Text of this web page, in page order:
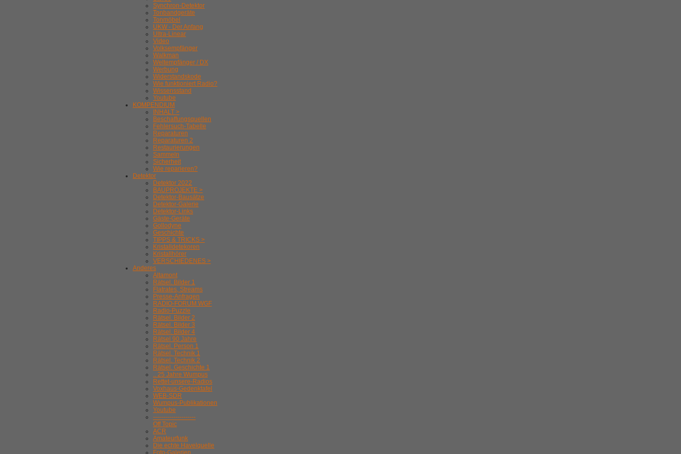
Synchron-Detektor
Tonbandgeräte
Tonmöbel
UKW - Der Anfang
Ultra-Linear
Video
Volksempfänger
Walkman
Weltempfänger / DX
Werbung
Widerstandskode
Wie funktioniert Radio?
Wissensstand
Youtube
KOMPENDIUM
INHALT >
Beschaffungsquellen
Fehlersuch-Tabelle
Reparaturen
Reparaturen 2
Restaurierungen
Sammeln
Sicherheit
Wie reparieren?
Detektor
Detektor 2022
BAUPROJEKTE >
Detektor-Bausätze
Detektor-Galerie
Detektor-Links
Gäste-Geräte
Gollodyne
Geschichte
TIPPS & TRICKS >
Kristalldetekoren
Kristallhörer
VERSCHIEDENES >
Anderes
Altamont
Rätsel. Bilder 1
Flatrates, Streams
Presse-Anfragen
RADIO-FORUM WGF
Radio-Puzzle
Rätsel. Bilder 2
Rätsel. Bilder 3
Rätsel. Bilder 4
Rätsel 90 Jahre
Rätsel. Person 1
Rätsel. Technik 1
Rätsel. Technik 2
Rätsel. Geschichte 1
.. 25 Jahre Wumpus
Rettet-unsere-Radios
Voxhaus-Gedenktafel
WEB-SDR
Wumpus-Publikationen
Youtube
---------------------
Off Topic
ACR
Amateurfunk
Die echte Havelquelle
Foto-Galerien